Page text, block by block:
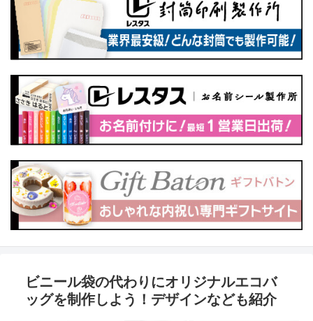
ビニール袋の代わりにオリジナルエコバ
ッグを制作しよう！デザインなども紹介